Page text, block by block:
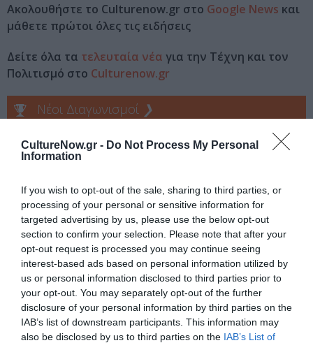
CultureNow.gr - Do Not Process My Personal
Information
If you wish to opt-out of the sale, sharing to third parties, or
processing of your personal or sensitive information for
targeted advertising by us, please use the below opt-out
section to confirm your selection. Please note that after your
opt-out request is processed you may continue seeing
interest-based ads based on personal information utilized by
us or personal information disclosed to third parties prior to
your opt-out. You may separately opt-out of the further
disclosure of your personal information by third parties on the
IAB’s list of downstream participants. This information may
also be disclosed by us to third parties on the IAB’s List of
Ακολουθήστε το Culturenow.gr στο Google News και
μάθετε πρώτοι όλες τις ειδήσεις
Δείτε όλα τα τελευταία νέα για την Τέχνη και τον
Πολιτισμό στο Culturenow.gr
Νέοι Διαγωνισμοί ❯
Tags
Newsletter
Κάθε βδομάδα στο e-mail σας τα τελευταία νέα για
την Τέχνη και τον Πολιτισμό!
Ακολουθήστε το Culturenow.gr